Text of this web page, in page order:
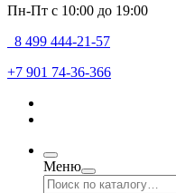
Пн-Пт с 10:00 до 19:00
8 499 444-21-57
+7 901 74-36-366
Меню